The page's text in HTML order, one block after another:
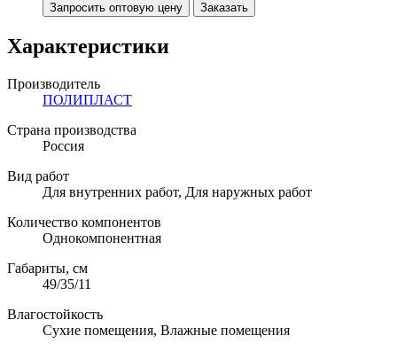
Запросить оптовую цену Заказать
Характеристики
Производитель
ПОЛИПЛАСТ
Страна производства
Россия
Вид работ
Для внутренних работ, Для наружных работ
Количество компонентов
Однокомпонентная
Габариты, см
49/35/11
Влагостойкость
Сухие помещения, Влажные помещения